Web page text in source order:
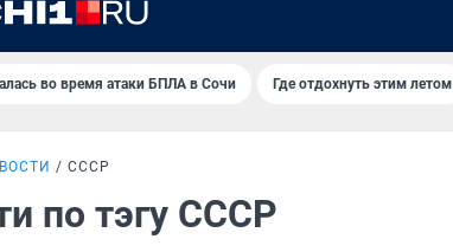
во время атаки БПЛА в Сочи Где отдохнуть этим летом
СССР
по тэгу СССР